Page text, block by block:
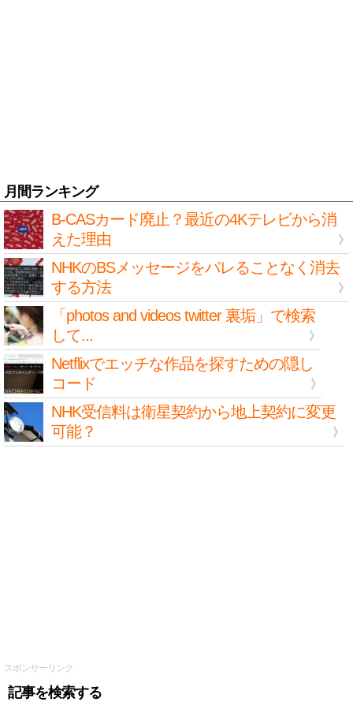
月間ランキング
B-CASカード廃止？最近の4Kテレビから消
えた理由
NHKのBSメッセージをバレることなく消去
する方法
「photos and videos twitter 裏垢」で検索
して...
Netflixでエッチな作品を探すための隠し
コード
NHK受信料は衛星契約から地上契約に変更
可能？
スポンサーリンク
記事を検索する